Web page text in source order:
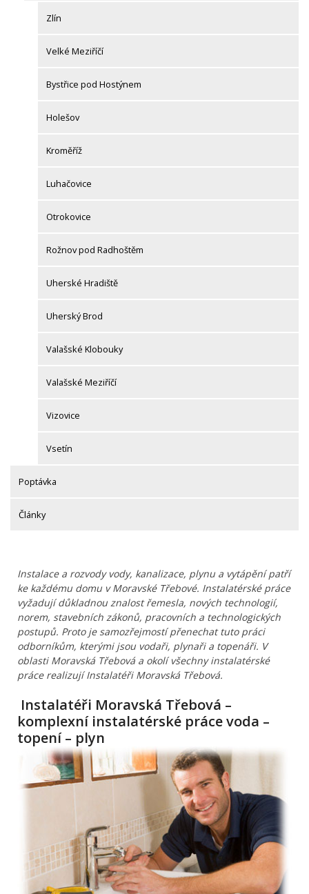
Zlín
Velké Meziříčí
Bystřice pod Hostýnem
Holešov
Kroměříž
Luhačovice
Otrokovice
Rožnov pod Radhoštěm
Uherské Hradiště
Uherský Brod
Valašské Klobouky
Valašské Meziříčí
Vizovice
Vsetín
Poptávka
Články
Instalace a rozvody vody, kanalizace, plynu a vytápění patří
ke každému domu v Moravské Třebové. Instalatérské práce
vyžadují důkladnou znalost řemesla, nových technologií,
norem, stavebních zákonů, pracovních a technologických
postupů. Proto je samozřejmostí přenechat tuto práci
odborníkům, kterými jsou vodaři, plynaři a topenáři. V
oblasti Moravská Třebová a okolí všechny instalatérské
práce realizují Instalatéři Moravská Třebová.
Instalatéři Moravská Třebová –
komplexní instalatérské práce voda –
topení – plyn